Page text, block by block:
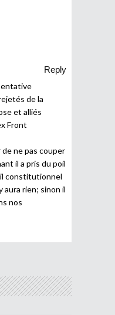
Reply
de la
et alliés
Front
de ne pas couper
il a pris du poil
constitutionnel
aura rien; sinon il
nos